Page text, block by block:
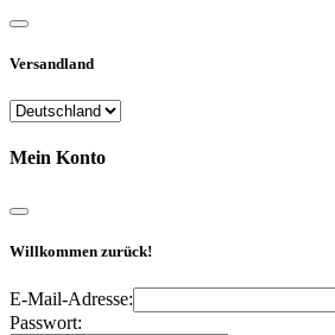
Versandland
Mein Konto
Willkommen zurück!
E-Mail-Adresse:
Passwort: